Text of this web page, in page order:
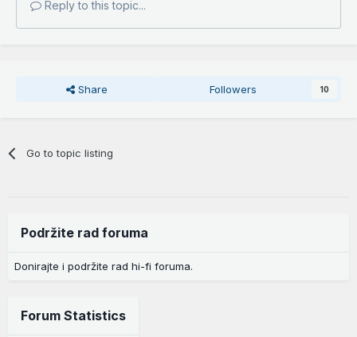
Reply to this topic...
Share Followers 10
Go to topic listing
Podržite rad foruma
Donirajte i podržite rad hi-fi foruma.
Forum Statistics